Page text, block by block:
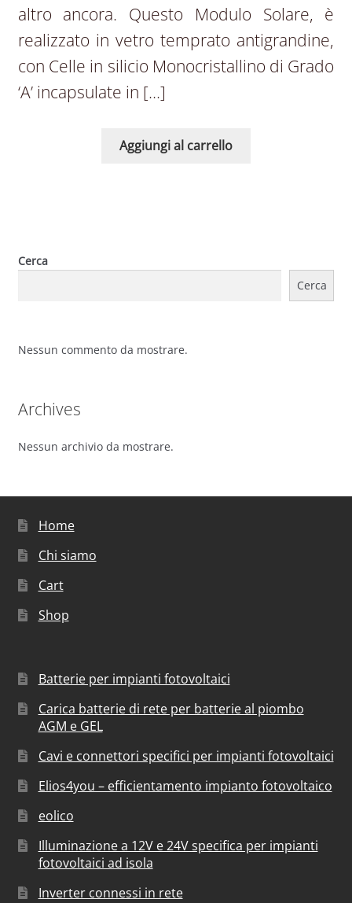
altro ancora. Questo Modulo Solare, è
realizzato in vetro temprato antigrandine,
con Celle in silicio Monocristallino di Grado
‘A’ incapsulate in […]
Aggiungi al carrello
Cerca
Cerca
Nessun commento da mostrare.
Archives
Nessun archivio da mostrare.
Home
Chi siamo
Cart
Shop
Batterie per impianti fotovoltaici
Carica batterie di rete per batterie al piombo
AGM e GEL
Cavi e connettori specifici per impianti fotovoltaici
Elios4you – efficientamento impianto fotovoltaico
eolico
Illuminazione a 12V e 24V specifica per impianti
fotovoltaici ad isola
Inverter connessi in rete